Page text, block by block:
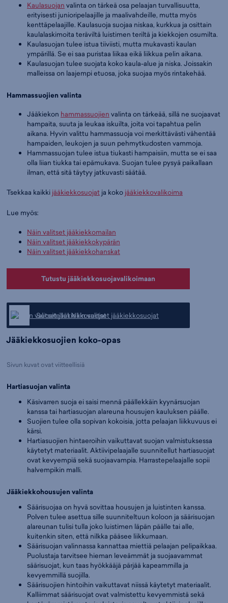
Kaulasuojan valinta on tärkeä osa pelaajan turvallisuutta,
erityisesti junioripelaajille ja maalivahdeille, mutta myös
kenttäpelaajille. Kaulasuoja suojaa niskaa, kurkkua ja osittain
kaulalaskimoita teräviltä luistimen teriltä ja kiekkojen osumilta.
Kaulasuojan tulee istua tiiviisti, mutta mukavasti kaulan
ympärillä. Se ei saa puristaa liikaa eikä liikkua pelin aikana.
Kaulasuojan tulee suojata koko kaula-alue ja niska. Joissakin
malleissa on laajempi etuosa, joka suojaa myös rintakehää.
Hammassuojien valinta
Jääkiekon hammassuojien valinta on tärkeää, sillä ne suojaavat
hampaita, suuta ja leukaa iskuilta, joita voi tapahtua pelin
aikana. Hyvin valittu hammassuoja voi merkittävästi vähentää
hampaiden, leukojen ja suun pehmytkudosten vammoja.
Hammassuojan tulee istua tiukasti hampaisiin, mutta se ei saa
olla liian tiukka tai epämukava. Suojan tulee pysyä paikallaan
ilman, että sitä täytyy jatkuvasti säätää.
Tsekkaa kaikki jääkiekkosuojat ja koko jääkiekkovalikoima
Lue myös:
Näin valitset jääkiekkomailan
Näin valitset jääkiekkokypärän
Näin valitset jääkiekkohanskat
Tutustu jääkiekkosuojavalikoimaan
Suositellut Näin valitset jääkiekkosuojat
Jääkiekkosuojien koko-opas
Sivun kuvat ovat viitteellisiä
Hartiasuojan valinta
Käsivarren suoja ei saisi mennä päällekkäin kyynärsuojan
kanssa tai hartiasuojan alareuna housujen kauluksen päälle.
Suojien tulee olla sopivan kokoisia, jotta pelaajan liikkuvuus ei
kärsi.
Hartiasuojien hintaeroihin vaikuttavat suojan valmistuksessa
käytetyt materiaalit. Aktiivipelaajalle suunnitellut hartiasuojat
ovat kevyempiä sekä suojaavampia. Harrastepelaajalle sopii
halvempikin malli.
Jääkiekkohousujen valinta
Säärisuojaa on hyvä sovittaa housujen ja luistinten kanssa.
Polven tulee asettua sille suunniteltuun koloon ja säärisuojan
alareunan tulisi tulla joko luistimen läpän päälle tai alle,
kuitenkin siten, että nilkka pääsee liikkumaan.
Säärisuojan valinnassa kannattaa miettiä pelaajan pelipaikkaa.
Puolustaja tarvitsee hieman leveämmät ja suojaavammat
säärisuojat, kun taas hyökkääjä pärjää kapeammilla ja
kevyemmillä suojilla.
Säärisuojien hintoihin vaikuttavat niissä käytetyt materiaalit.
Kalliimmat säärisuojat ovat valmistettu kevyemmistä sekä